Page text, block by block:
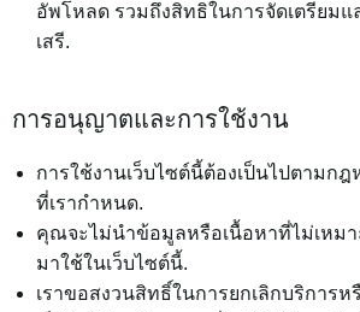
อัพโหลด รวมถึงสิทธิในการจัดเตรียมแ
เสรี.
การอนุญาตและการใช้งาน
การใช้งานเว็บไซต์นี้ต้องเป็นไปตามก
ที่เรากำหนด.
คุณจะไม่นำข้อมูลหรือเนื้อหาที่ไม่เหม
มาใช้ในเว็บไซต์นี้.
เราขอสงวนสิทธิ์ในการยกเลิกบริการห